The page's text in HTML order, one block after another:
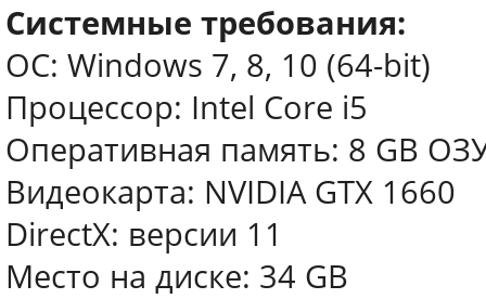
Системные требования:
ОС: Windows 7, 8, 10 (64-bit)
Процессор: Intel Core i5
Оперативная память: 8 GB
Видеокарта: NVIDIA GTX 1660
DirectX: версии 11
Место на диске: 34 GB